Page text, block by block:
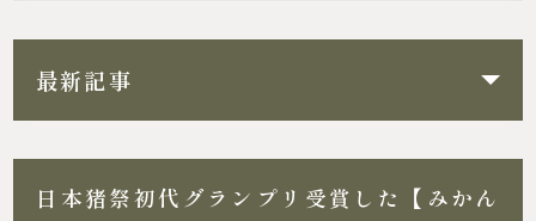
最新記事
日本猪祭初代グランプリ受賞した【みかん